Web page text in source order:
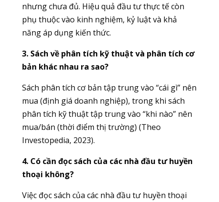
nhưng chưa đủ. Hiệu quả đầu tư thực tế còn
phụ thuộc vào kinh nghiệm, kỷ luật và khả
năng áp dụng kiến thức.
3. Sách về phân tích kỹ thuật và phân tích cơ
bản khác nhau ra sao?
Sách phân tích cơ bản tập trung vào “cái gì” nên
mua (định giá doanh nghiệp), trong khi sách
phân tích kỹ thuật tập trung vào “khi nào” nên
mua/bán (thời điểm thị trường) (Theo
Investopedia, 2023).
4. Có cần đọc sách của các nhà đầu tư huyền
thoại không?
Việc đọc sách của các nhà đầu tư huyền thoại